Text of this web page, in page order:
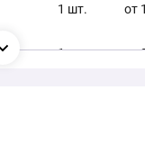
1 м2
1 шт.
1 шт. от
1 шт. от